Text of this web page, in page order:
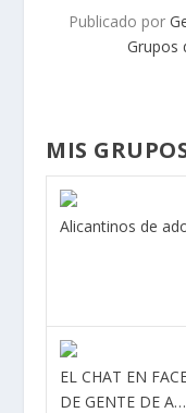
Publicado por
Grupos
MIS
Alicantinos de
EL CHAT EN
DE GENTE DE A…